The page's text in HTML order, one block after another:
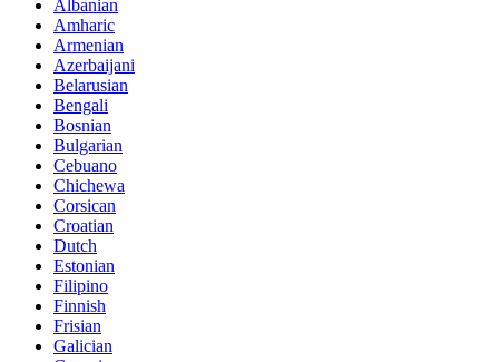
Albanian
Amharic
Armenian
Azerbaijani
Belarusian
Bengali
Bosnian
Bulgarian
Cebuano
Chichewa
Corsican
Croatian
Dutch
Estonian
Filipino
Finnish
Frisian
Galician